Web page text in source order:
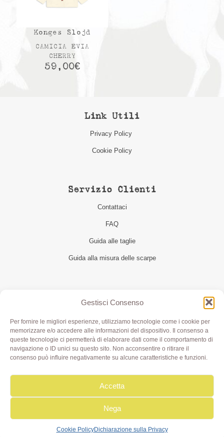
Gestisci Consenso
Per fornire le migliori esperienze, utilizziamo tecnologie come i cookie per
memorizzare e/o accedere alle informazioni del dispositivo. Il consenso a
queste tecnologie ci permetterà di elaborare dati come il comportamento di
navigazione o ID unici su questo sito. Non acconsentire o ritirare il
consenso può influire negativamente su alcune caratteristiche e funzioni.
Accetta
Nega
Cookie PolicyDichiarazione sulla Privacy
Konges Slojd
CAMICIA EVIA
CHERRY
59,00€
Link Utili
Privacy Policy
Cookie Policy
Servizio Clienti
Contattaci
FAQ
Guida alle taglie
Guida alla misura delle scarpe
Seguici
Olivia di Aimi Roberta | Borgo XX Marzo 6/c Parma | P.IVA
IT02499000343 - REA PR 245283 | © 2020 Olivialab. All
Rights Reserved.